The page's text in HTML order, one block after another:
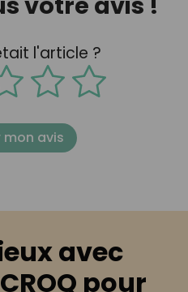
l'article ?
mon avis
avec
pour